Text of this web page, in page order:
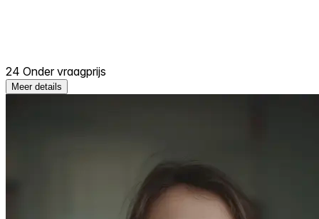
24 Onder vraagprijs
Meer details